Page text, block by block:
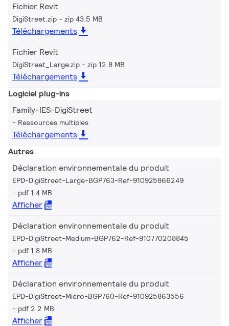
Fichier Revit
DigiStreet.zip zip 43.5 MB
Téléchargements
Fichier Revit
DigiStreet_Large.zip zip 12.8 MB
Téléchargements
Logiciel plug-ins
Family-IES-DigiStreet
Ressources multiples
Téléchargements
Autres
Déclaration environnementale du produit
EPD-DigiStreet-Large-BGP763-Ref-910925866249
pdf 1.4 MB
Afficher
Déclaration environnementale du produit
EPD-DigiStreet-Medium-BGP762-Ref-910770208845
pdf 1.8 MB
Afficher
Déclaration environnementale du produit
EPD-DigiStreet-Micro-BGP760-Ref-910925863556
pdf 2.2 MB
Afficher